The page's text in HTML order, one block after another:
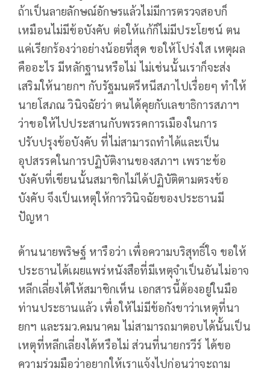
ถ้าเป็นลายลักษณ์อักษรแล้วไม่มีการตรวจสอบก็
เหมือนไม่มีข้อบังคับ ต่อให้แก้ก็ไม่มีประโยชน์ ตน
แค่เรียกร้องว่าอย่างน้อยที่สุด ขอให้โปร่งใส เหตุผล
คืออะไร มีหลักฐานหรือไม่ ไม่เช่นนั้นเราก็จะส่ง
เสริมให้นายกฯ กับรัฐมนตรีหนีสภาไปเรื่อยๆ ทำให้
นายโสภณ วินิจฉัยว่า ตนได้คุยกับเลขาธิการสภาฯ
ว่าขอให้ไปประสานกับพรรคการเมืองในการ
ปรับปรุงข้อบังคับ ที่ไม่สามารถทำได้และเป็น
อุปสรรคในการปฏิบัติงานของสภาฯ เพราะข้อ
บังคับที่เขียนนั้นสมาชิกไม่ได้ปฏิบัติตามตรงข้อ
บังคับ จึงเป็นเหตุให้การวินิจฉัยของประธานมี
ปัญหา
ด้านนายพริษฐ์ หารือว่า เพื่อความบริสุทธิ์ใจ ขอให้
ประธานได้เผยแพร่หนังสือที่มีเหตุจำเป็นอันไม่อาจ
หลีกเลี่ยงได้ให้สมาชิกเห็น เอกสารนี้ต้องอยู่ในมือ
ท่านประธานแล้ว เพื่อให้ไม่มีข้อกังขาว่าเหตุที่นา
ยกฯ และรมว.คมนาคม ไม่สามารถมาตอบได้นั้นเป็น
เหตุที่หลีกเลี่ยงได้หรือไม่ ส่วนที่นายกรวีร์ ได้ขอ
ความร่วมมือว่าอยากให้เราแจ้งไปก่อนว่าจะถาม